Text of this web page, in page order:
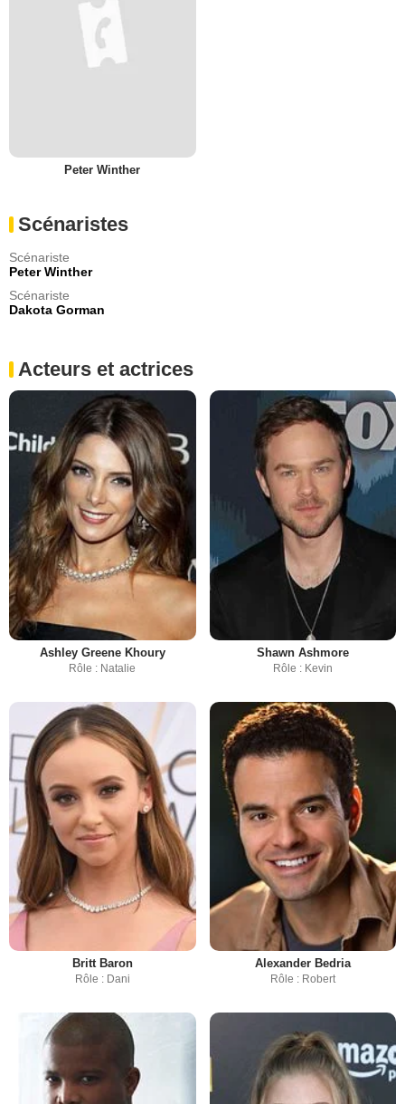
Peter Winther
Scénaristes
Scénariste
Peter Winther
Scénariste
Dakota Gorman
Acteurs et actrices
Ashley Greene Khoury
Rôle : Natalie
Shawn Ashmore
Rôle : Kevin
Britt Baron
Rôle : Dani
Alexander Bedria
Rôle : Robert